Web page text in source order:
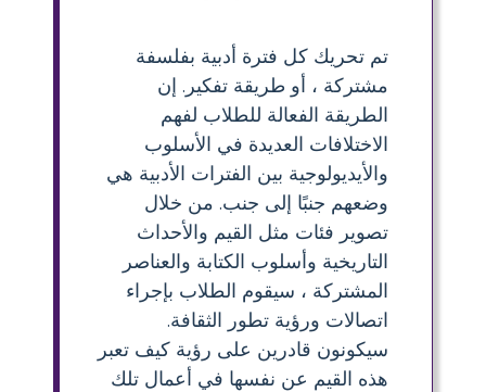
تم تحريك كل فترة أدبية بفلسفة
مشتركة ، أو طريقة تفكير. إن
الطريقة الفعالة للطلاب لفهم
الاختلافات العديدة في الأسلوب
والأيديولوجية بين الفترات الأدبية هي
وضعهم جنبًا إلى جنب. من خلال
تصوير فئات مثل القيم والأحداث
التاريخية وأسلوب الكتابة والعناصر
المشتركة ، سيقوم الطلاب بإجراء
اتصالات ورؤية تطور الثقافة.
سيكونون قادرين على رؤية كيف تعبر
هذه القيم عن نفسها في أعمال تلك